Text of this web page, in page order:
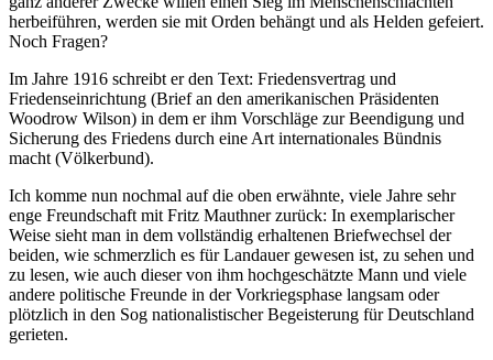
herbeiführen, werden sie mit Orden behängt und als Helden gefeiert.
Noch Fragen?
Im Jahre 1916 schreibt er den Text: Friedensvertrag und
Friedenseinrichtung (Brief an den amerikanischen Präsidenten
Woodrow Wilson) in dem er ihm Vorschläge zur Beendigung und
Sicherung des Friedens durch eine Art internationales Bündnis
macht (Völkerbund).
Ich komme nun nochmal auf die oben erwähnte, viele Jahre sehr
enge Freundschaft mit Fritz Mauthner zurück: In exemplarischer
Weise sieht man in dem vollständig erhaltenen Briefwechsel der
beiden, wie schmerzlich es für Landauer gewesen ist, zu sehen und
zu lesen, wie auch dieser von ihm hochgeschätzte Mann und viele
andere politische Freunde in der Vorkriegsphase langsam oder
plötzlich in den Sog nationalistischer Begeisterung für Deutschland
gerieten.